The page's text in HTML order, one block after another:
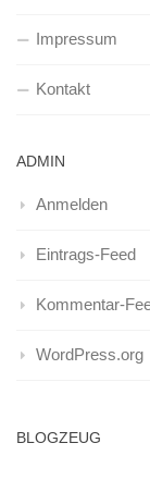
Impressum
Kontakt
ADMIN
Anmelden
Eintrags-Feed
Kommentar-
WordPress.org
BLOGZEUG